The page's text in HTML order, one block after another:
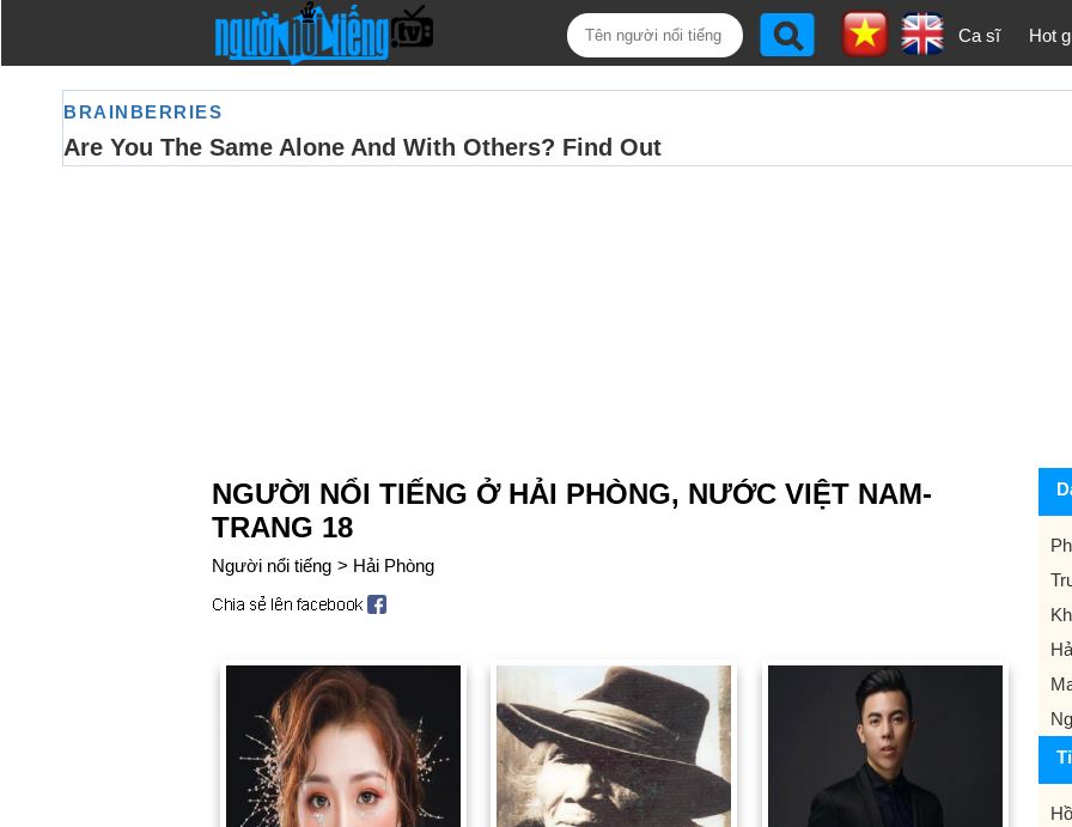
Ca sĩ Hot
NGƯỜI NỔI TIẾNG Ở HẢI PHÒNG, NƯỚC VIỆT NAM-
TRANG 18
Người nổi tiếng > Hải Phòng